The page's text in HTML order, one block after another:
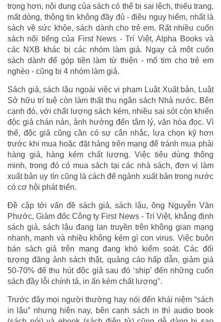
trọng hơn, nội dung của sách có thể bị sai lệch, thiếu trang,
mất dòng, thông tin không đầy đủ - điều nguy hiểm, nhất là
sách về sức khỏe, sách dành cho trẻ em. Rất nhiều cuốn
sách nổi tiếng của First News - Trí Việt, Alpha Books và
các NXB khác bị các nhóm làm giả. Ngay cả một cuốn
sách dành để góp tiền làm từ thiện - mổ tim cho trẻ em
nghèo - cũng bị 4 nhóm làm giả.
Sách giả, sách lậu ngoài việc vi phạm Luật Xuất bản, Luật
Sở hữu trí tuệ còn làm thất thu ngân sách Nhà nước. Bên
cạnh đó, với chất lượng sách kém, nhiều sai sót còn khiến
độc giả chán nản, ảnh hưởng đến tâm lý, văn hóa đọc. Vì
thế, độc giả cũng cần có sự cân nhắc, lựa chọn kỹ hơn
trước khi mua hoặc đặt hàng trên mạng để tránh mua phải
hàng giả, hàng kém chất lượng. Việc tiêu dùng thông
minh, trong đó có mua sách tại các nhà sách, đơn vị làm
xuất bản uy tín cũng là cách để ngành xuất bản trong nước
có cơ hội phát triển.
Đề cập tới vấn đề sách giả, sách lậu, ông Nguyễn Văn
Phước, Giám đốc Công ty First News - Trí Việt, khẳng định
sách giả, sách lậu đang lan truyền trên không gian mạng
nhanh, mạnh và nhiều không kém gì con virus. Việc buôn
bán sách giả trên mạng đang khó kiểm soát. Các đối
tượng đăng ảnh sách thật, quảng cáo hấp dẫn, giảm giá
50-70% để thu hút độc giả sau đó ‘ship’ đến những cuốn
sách đầy lỗi chính tả, in ấn kém chất lượng".
Trước đây mọi người thường hay nói đến khái niệm “sách
in lậu” nhưng hiện nay, bên cạnh sách in thì audio book